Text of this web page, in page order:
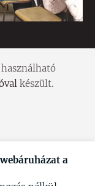
készült.
a